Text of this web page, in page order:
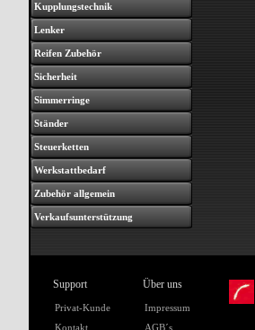
Kupplungstechnik
Lenker
Reifen Zubehör
Sicherheit
Simmerringe
Ständer
Steuerketten
Werkstattbedarf
Zubehör allgemein
Verkaufsunterstützung
Support
Privat-Kunde
Kontakt
Über uns
Impressum
AGB´s